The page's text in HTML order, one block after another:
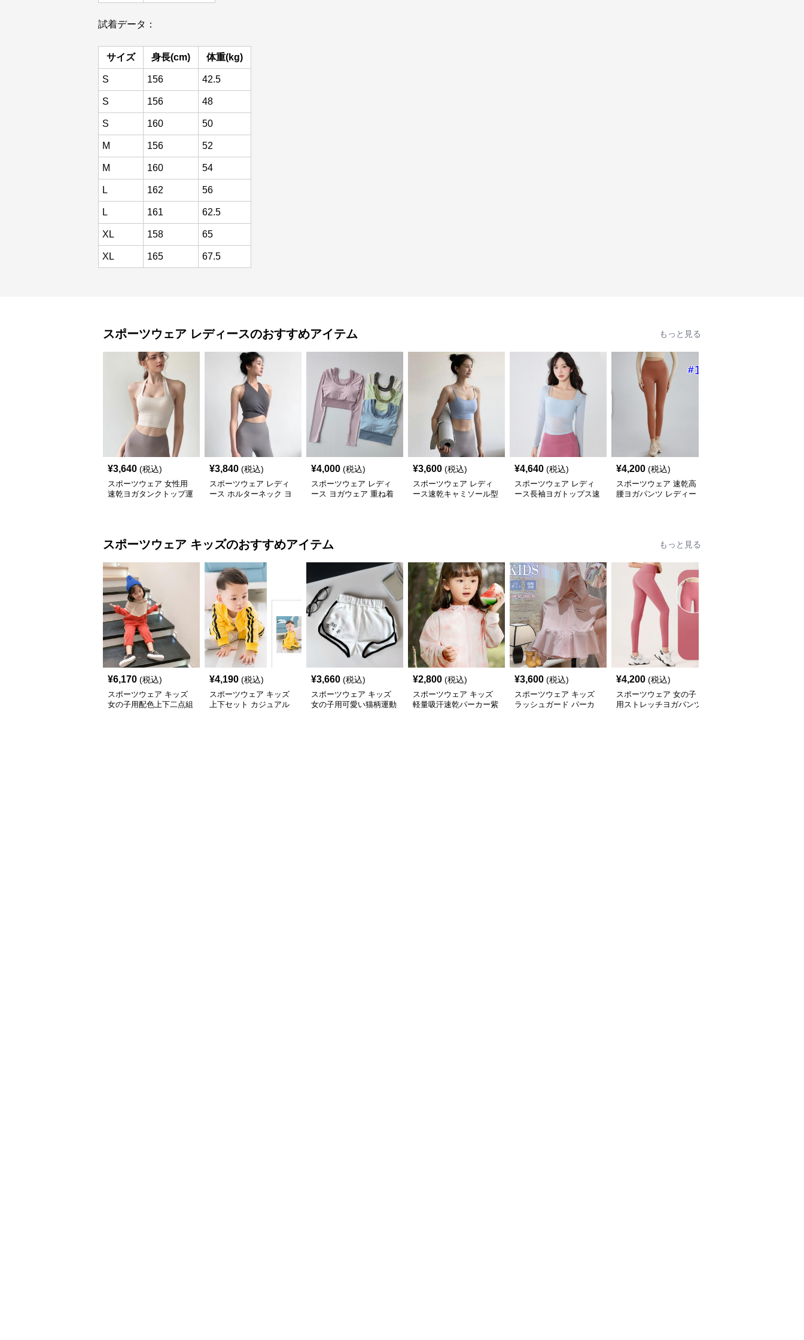
試着データ：
サイズ 身長(cm) 体重(kg)
S 156 42.5
S 156 48
S 160 50
M 156 52
M 160 54
L 162 56
L 161 62.5
XL 158 65
XL 165 67.5
スポーツウェア レディースのおすすめアイテム もっと見る
¥3,640 (税込)
スポーツウェア 女性用
速乾ヨガタンクトップ運
¥3,840 (税込)
スポーツウェア レディ
ース ホルターネック ヨ
¥4,000 (税込)
スポーツウェア レディ
ース ヨガウェア 重ね着
¥3,600 (税込)
スポーツウェア レディ
ース速乾キャミソール型
¥4,640 (税込)
スポーツウェア レディ
ース長袖ヨガトップス速
¥4,200 (税込)
スポーツウェア 速乾高
腰ヨガパンツ レディー
スポーツウェア キッズのおすすめアイテム もっと見る
¥6,170 (税込)
スポーツウェア キッズ
女の子用配色上下二点組
¥4,190 (税込)
スポーツウェア キッズ
上下セット カジュアル
¥3,660 (税込)
スポーツウェア キッズ
女の子用可愛い猫柄運動
¥2,800 (税込)
スポーツウェア キッズ
軽量吸汗速乾パーカー紫
¥3,600 (税込)
スポーツウェア キッズ
ラッシュガード パーカ
¥4,200 (税込)
スポーツウェア 女の子
用ストレッチヨガパンツ